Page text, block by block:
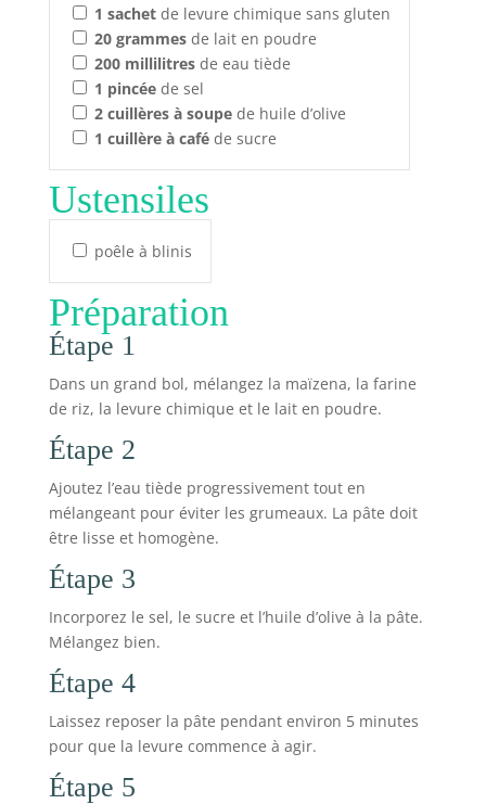
1 sachetde levure chimique sans gluten
20 grammesde lait en poudre
200 millilitresde eau tiède
1 pincéede sel
2 cuillères à soupede huile d’olive
1 cuillère à caféde sucre
Ustensiles
poêle à blinis
Préparation
Étape 1
Dans un grand bol, mélangez la maïzena, la farine
de riz, la levure chimique et le lait en poudre.
Étape 2
Ajoutez l’eau tiède progressivement tout en
mélangeant pour éviter les grumeaux. La pâte doit
être lisse et homogène.
Étape 3
Incorporez le sel, le sucre et l’huile d’olive à la pâte.
Mélangez bien.
Étape 4
Laissez reposer la pâte pendant environ 5 minutes
pour que la levure commence à agir.
Étape 5